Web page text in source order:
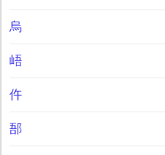
烏
峿
仵
郚